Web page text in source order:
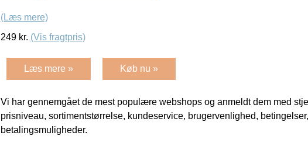
(Læs mere)
249 kr. (Vis fragtpris)
Læs mere » Køb nu »
Vi har gennemgået de mest populære webshops og anmeldt dem med
prisniveau, sortimentstørrelse, kundeservice, brugervenlighed,
betalingsmuligheder.